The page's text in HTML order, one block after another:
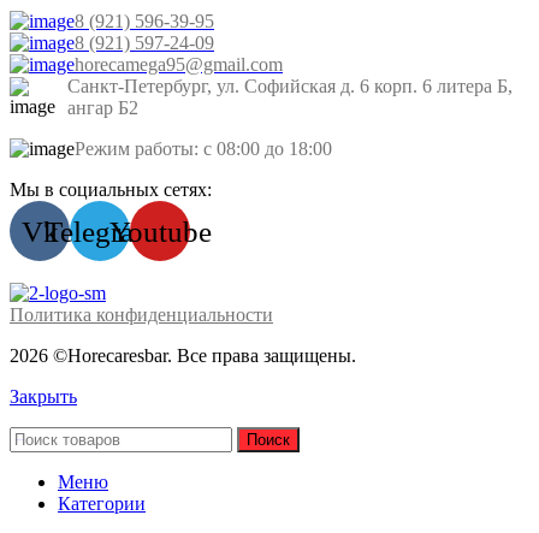
8 (921) 596-39-95
8 (921) 597-24-09
horecamega95@gmail.com
Санкт-Петербург, ул. Софийская д. 6 корп. 6 литера Б,
ангар Б2
Режим работы: с 08:00 до 18:00
Мы в социальных сетях:
VkTelegramYoutube
2026 ©Horecaresbar. Все права защищены.
Политика конфиденциальности
Закрыть
Поиск
Меню
Категории